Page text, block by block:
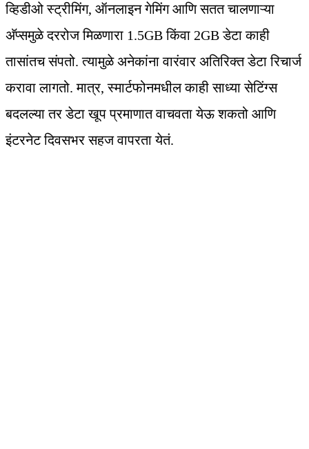
व्हिडीओ स्ट्रीमिंग, ऑनलाइन गेमिंग आणि सतत चालणाऱ्या
अ‍ॅप्समुळे दररोज मिळणारा 1.5GB किंवा 2GB डेटा काही
तासांतच संपतो. त्यामुळे अनेकांना वारंवार अतिरिक्त डेटा रिचार्ज
करावा लागतो. मात्र, स्मार्टफोनमधील काही साध्या सेटिंग्स
बदलल्या तर डेटा खूप प्रमाणात वाचवता येऊ शकतो आणि
इंटरनेट दिवसभर सहज वापरता येतं.